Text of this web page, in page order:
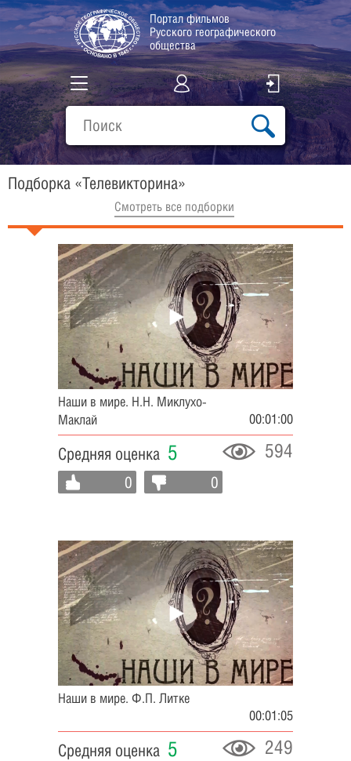
Портал фильмов
Русского географического
общества
Все фильмы
Подборки
О проекте
Подборка «Телевикторина»
Cмотреть все подборки
Наши в мире. Н.Н. Миклухо-
Маклай
00:01:00
Средняя оценка 5 594
0 0
Наши в мире. Ф.П. Литке
00:01:05
Средняя оценка 5 249